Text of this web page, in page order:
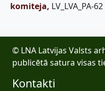
komiteja, LV_LVA_PA-62
© LNA Latvijas Valsts
publicētā satura visas
Kontakti